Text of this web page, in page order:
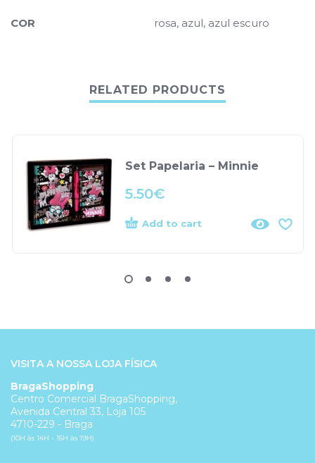
COR rosa, azul, azul escuro
RELATED PRODUCTS
Set Papelaria – Minnie
5.50€
Add to cart
VISITA A NOSSA LOJA FÍSICA
BragaShopping
Centro Comercial BragaShopping,
Avenida Central 33, Loja 105
4710-229 - Braga
(10H às 14H - 15H às 19H)